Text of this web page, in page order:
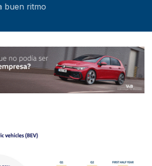
buen ritmo